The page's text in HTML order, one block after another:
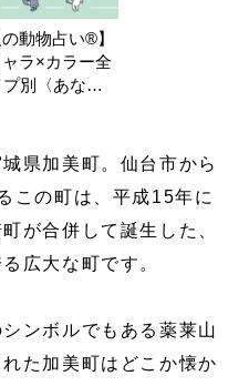
の動物占い®】
ラ×カラー全
別〈あなた
県加美町。仙台市から
この町は、平成15年に
が合併して誕生した、
広大な町です。
ンボルでもある薬莱山
た加美町はどこか懐か